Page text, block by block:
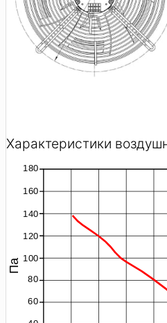
Характеристики